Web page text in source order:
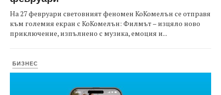
На 27 февруари световният феномен КоКомелън се отправя
към големия екран с КоКомелън: Филмът – изцяло ново
приключение, изпълнено с музика, емоция и...
БИЗНЕС